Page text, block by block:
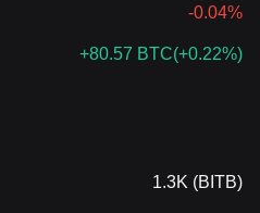
-0.04%
+80.57 BTC(+0.22%)
1.3K (BITB)